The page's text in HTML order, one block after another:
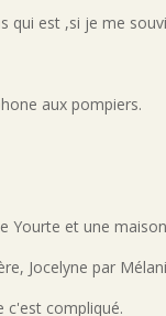
qui est ,si je me
aux pompiers.
une Yourte et une
Jocelyne par
c'est compliqué.